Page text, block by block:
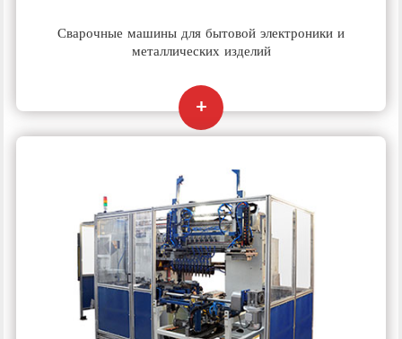
Сварочные машины для бытовой электроники и
металлических изделий